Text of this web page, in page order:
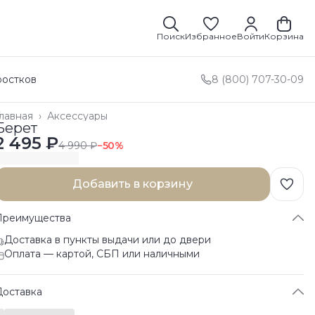
ПоискИзбранноеВойтиКорзина
8 (800) 707-30-09
Аксессуары
›
495 ₽4 990 ₽−50%
Добавить в корзину
Доставка в пункты выдачи или до двери
Оплата — картой, СБП или наличными